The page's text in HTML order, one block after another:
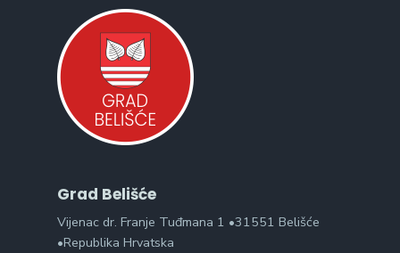
Grad Belišće
Vijenac dr. Franje Tuđmana 1 •31551 Belišće
•Republika Hrvatska